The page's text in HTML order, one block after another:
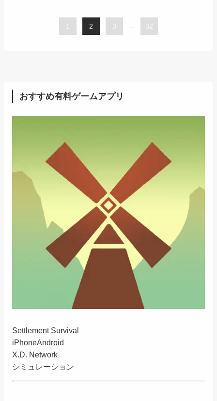
1 2 3 ... 32
おすすめ有料ゲームアプリ
Settlement Survival
iPhoneAndroid
X.D. Network
シミュレーション